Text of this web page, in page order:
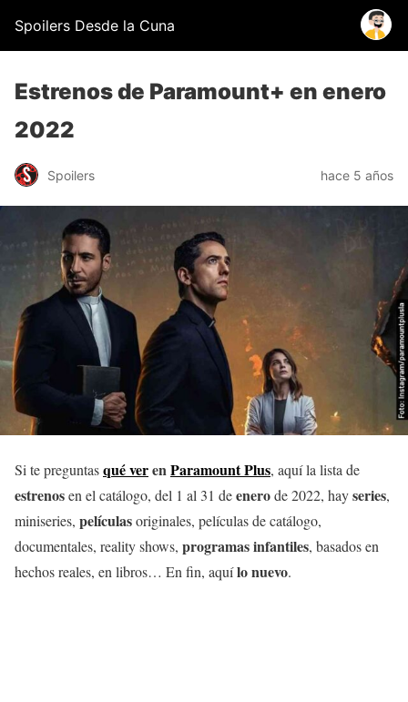
Spoilers Desde la Cuna
Estrenos de Paramount+ en enero
2022
Spoilers hace 5 años
Si te preguntasqué verenParamount Plus, aquí la lista de
estrenosen el catálogo, del 1 al 31 deenerode 2022, hayseries,
miniseries, películasoriginales, películas de catálogo,
documentales, reality shows, programas infantiles, basados en
hechos reales, en libros… En fin, aquílo nuevo.